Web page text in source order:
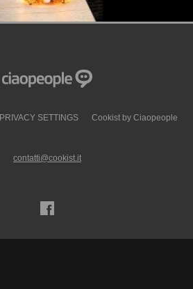
PRIVACY SETTINGS Cookist by Ciaopeople
contatti@cookist.it